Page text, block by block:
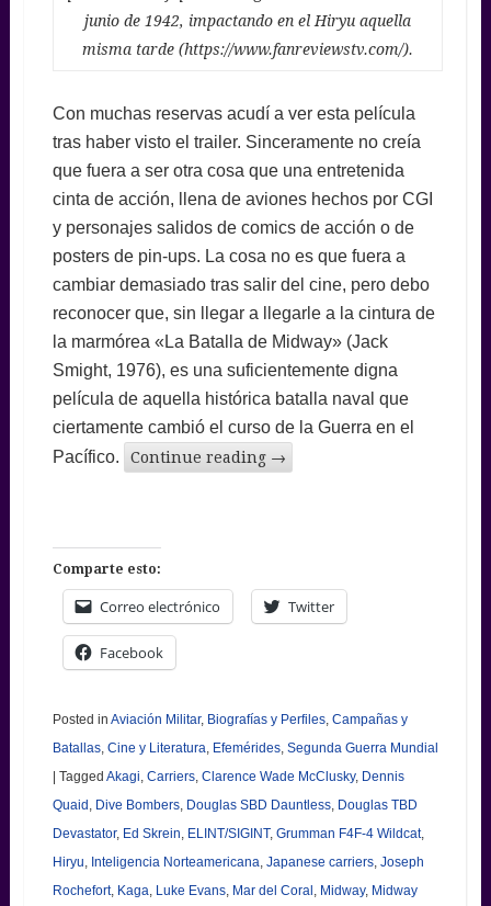
junio de 1942, impactando en el Hiryu aquella
misma tarde (https://www.fanreviewstv.com/).
Con muchas reservas acudí a ver esta película
tras haber visto el trailer. Sinceramente no creía
que fuera a ser otra cosa que una entretenida
cinta de acción, llena de aviones hechos por CGI
y personajes salidos de comics de acción o de
posters de pin-ups. La cosa no es que fuera a
cambiar demasiado tras salir del cine, pero debo
reconocer que, sin llegar a llegarle a la cintura de
la marmórea «La Batalla de Midway» (Jack
Smight, 1976), es una suficientemente digna
película de aquella histórica batalla naval que
ciertamente cambió el curso de la Guerra en el
Pacífico.
Continue reading →
Comparte esto:
Correo electrónico Twitter
Facebook
Posted in Aviación Militar, Biografías y Perfiles, Campañas y
Batallas, Cine y Literatura Efemérides, Segunda Guerra Mundial
| Tagged Akagi Carriers, Clarence Wade McClusky, Dennis
Quaid Dive Bombers, Douglas SBD Dauntless, Douglas TBD
Devastator, Ed Skrein ELINT/SIGINT, Grumman F4F-4 Wildcat,
Hiryu Inteligencia Norteamericana Japanese carriers, Joseph
Rochefort, Kaga Luke Evans, Mar del Coral Midway, Midway